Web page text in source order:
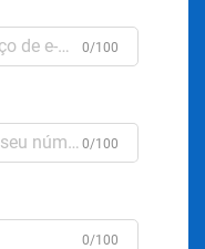
0/100
0/100
0/100